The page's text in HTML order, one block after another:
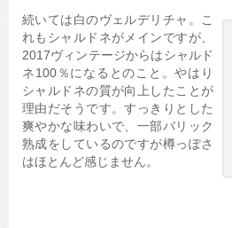
続いては白のヴェルデリチャ。こ
れもシャルドネがメインですが、
2017ヴィンテージからはシャルド
ネ100％になるとのこと。やはり
シャルドネの質が向上したことが
理由だそうです。すっきりとした
爽やかな味わいで、一部バリック
熟成をしているのですが樽っぽさ
はほとんど感じません。